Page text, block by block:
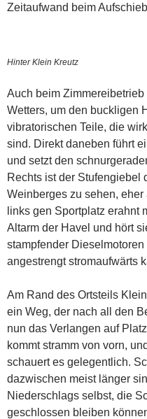
Zeitaufwand beim
Hinter Klein Kreutz
Auch beim
Wetters, um den buckligen
vibratorischen Teile, die
sind. Direkt daneben führt
und setzt den
Rechts ist der Stufengiebel
Weinberges zu sehen,
links gen Sportplatz erahnt
Altarm der Havel und hört
stampfender
angestrengt stromaufwärts
Am Rand des Ortsteils
ein Weg, der nach all den
nun das Verlangen auf
kommt stramm von vorn,
schauert es gelegentlich.
dazwischen meist länger
Niederschlags selbst, die
geschlossen bleiben